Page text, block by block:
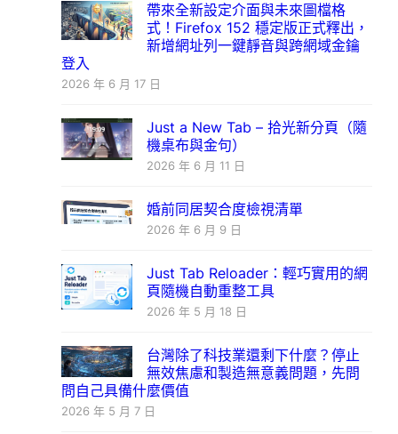
帶來全新設定介面與未來圖檔格
式！Firefox 152 穩定版正式釋出，
新增網址列一鍵靜音與跨網域金鑰
登入
2026 年 6 月 17 日
Just a New Tab – 拾光新分頁（隨
機桌布與金句）
2026 年 6 月 11 日
婚前同居契合度檢視清單
2026 年 6 月 9 日
Just Tab Reloader：輕巧實用的網
頁隨機自動重整工具
2026 年 5 月 18 日
台灣除了科技業還剩下什麼？停止
無效焦慮和製造無意義問題，先問
問自己具備什麼價值
2026 年 5 月 7 日